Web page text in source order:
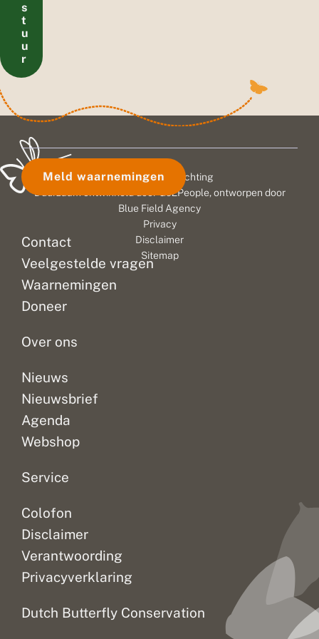
s
t
u
u
r
Contact
Veelgestelde vragen
Waarnemingen
Doneer
Over ons
Nieuws
Nieuwsbrief
Agenda
Webshop
Service
Colofon
Disclaimer
Verantwoording
Privacyverklaring
Dutch Butterfly Conservation
Meld waarnemingen
© 2026 Vlinderstichting
Duurzaam ontwikkeld door
Go2People, ontworpen door
Blue Field Agency
Privacy
Disclaimer
Sitemap